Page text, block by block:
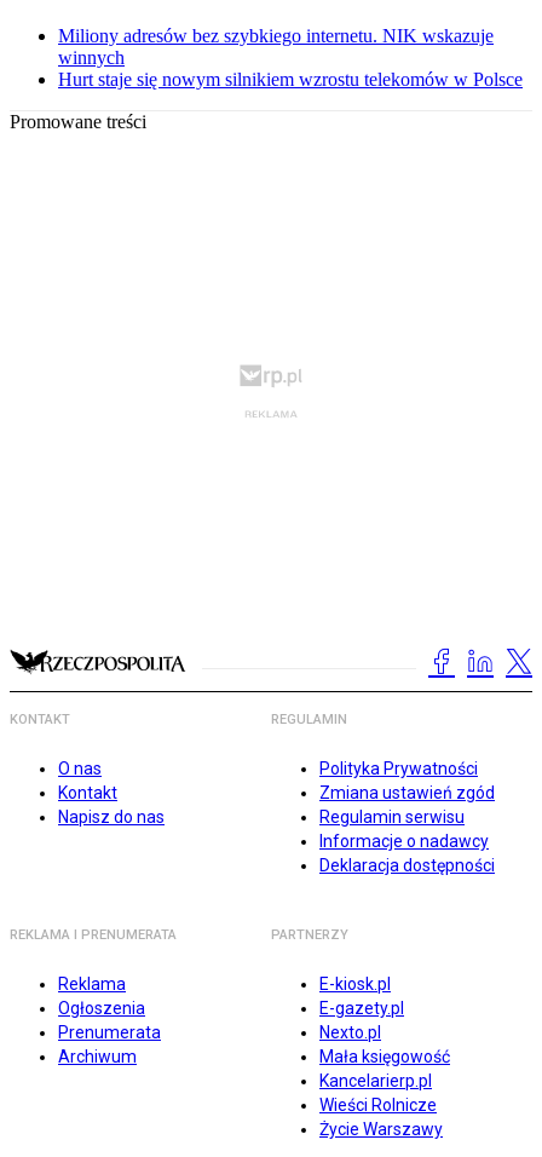
Miliony adresów bez szybkiego internetu. NIK wskazuje
winnych
Hurt staje się nowym silnikiem wzrostu telekomów w Polsce
Promowane treści
KONTAKT
O nas
Kontakt
Napisz do nas
REGULAMIN
Polityka Prywatności
Zmiana ustawień zgód
Regulamin serwisu
Informacje o nadawcy
Deklaracja dostępności
REKLAMA I PRENUMERATA
Reklama
Ogłoszenia
Prenumerata
Archiwum
PARTNERZY
E-kiosk.pl
E-gazety.pl
Nexto.pl
Mała księgowość
Kancelarierp.pl
Wieści Rolnicze
Życie Warszawy